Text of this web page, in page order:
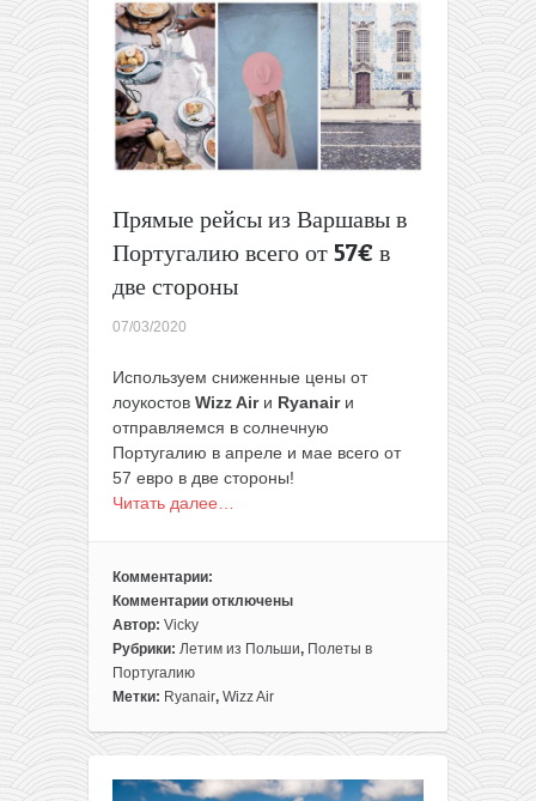
в
«португальскую
Венецию»
всего
за
80€
туда-
Прямые рейсы из Варшавы в
Португалию всего от 57€ в
две стороны
07/03/2020
Используем сниженные цены от
лоукостов Wizz Airи Ryanairи
отправляемся в солнечную
Португалию в апреле и мае всего от
57 евро в две стороны!
Читать далее…
Комментарии:
Комментарии
к
записи
Прямые
рейсы
Португалию
отключены
Автор: Vicky
Рубрики: Летим из Польши, Полеты в
Португалию
Метки: Ryanair, Wizz Air